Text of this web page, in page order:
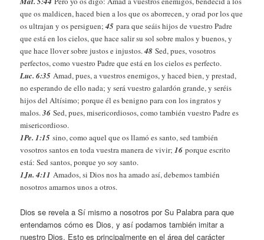
que os maldicen, haced bien a los que os aborrecen, y orad por los que
os ultrajan y os persiguen;45para que seáis hijos de vuestro Padre
que está en los cielos, que hace salir su sol sobre malos y buenos, y
que hace llover sobre justos e injustos.48Sed, pues, vosotros
perfectos, como vuestro Padre que está en los cielos es perfecto.
Luc. 6:35Amad, pues, a vuestros enemigos, y haced bien, y prestad,
no esperando de ello nada; y será vuestro galardón grande, y seréis
hijos del Altísimo; porque él es benigno para con los ingratos y
malos.36Sed, pues, misericordiosos, como también vuestro Padre es
misericordioso.
1Pe. 1:15sino, como aquel que os llamó es santo, sed también
vosotros santos en toda vuestra manera de vivir;16porque escrito
está: Sed santos, porque yo soy santo.
1Jn. 4:11Amados, si Dios nos ha amado así, debemos también
nosotros amarnos unos a otros.
Dios se revela a Sí mismo a nosotros por Su Palabra para que
entendamos cómo es Dios, y así podamos también imitar a
nuestro Dios. Esto es principalmente en el área del carácter